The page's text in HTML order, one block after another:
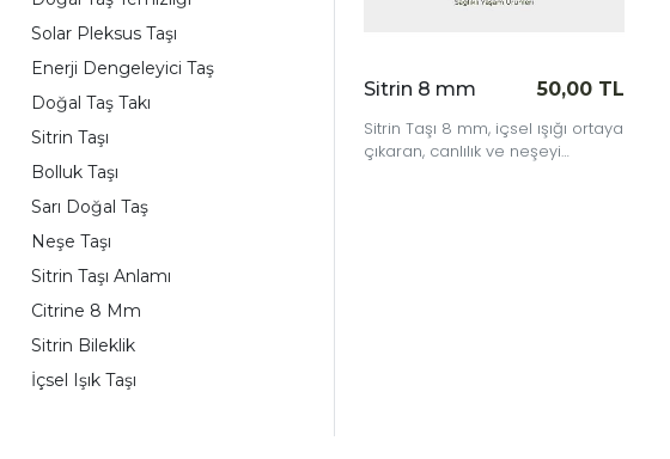
Solar Pleksus Taşı
Enerji Dengeleyici Taş
Doğal Taş Takı
Sitrin Taşı
Bolluk Taşı
Sarı Doğal Taş
Neşe Taşı
Sitrin Taşı Anlamı
Citrine 8 Mm
Sitrin Bileklik
İçsel Işık Taşı
Sitrin 8 mm
50,00 TL
Sitrin Taşı 8 mm, içsel ışığı ortaya
çıkaran, canlılık ve neşeyi